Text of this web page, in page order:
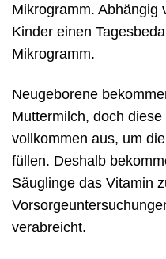
Mikrogramm. Abhängig
Kinder einen
Mikrogramm.
Neugeborene
Muttermilch, doch
vollkommen aus, um
füllen. Deshalb
Säuglinge das Vitamin
verabreicht.